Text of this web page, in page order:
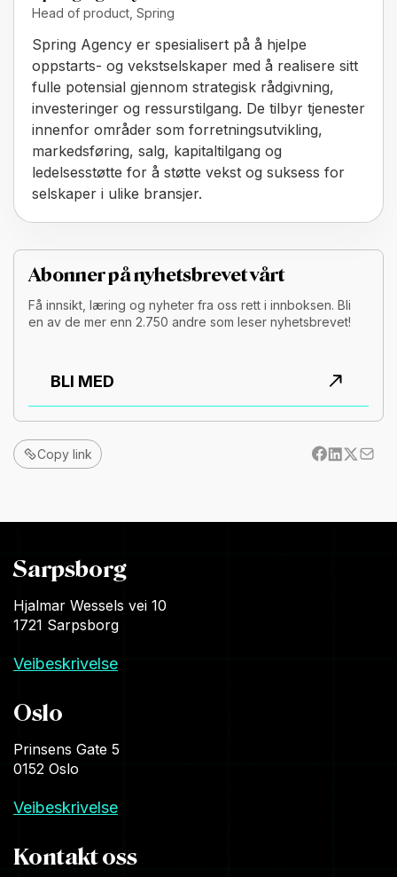
Head of product, Spring
Spring Agency er spesialisert på å hjelpe
oppstarts- og vekstselskaper med å realisere sitt
fulle potensial gjennom strategisk rådgivning,
investeringer og ressurstilgang. De tilbyr tjenester
innenfor områder som forretningsutvikling,
markedsføring, salg, kapitaltilgang og
ledelsesstøtte for å støtte vekst og suksess for
selskaper i ulike bransjer.
Abonner på nyhetsbrevet vårt
Få innsikt, læring og nyheter fra oss rett i innboksen. Bli
en av de mer enn 2.750 andre som leser nyhetsbrevet!
BLI MED
Copy link
Sarpsborg
Hjalmar Wessels vei 10
1721 Sarpsborg
Veibeskrivelse
Oslo
Prinsens Gate 5
0152 Oslo
Veibeskrivelse
Kontakt oss